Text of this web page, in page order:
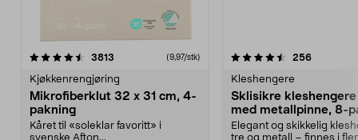
3813 anmeldelser(9,97/stk)
Kjøkkenrengjøring
Mikrofiberklut 32 x 31 cm, 4-
pakning
Kåret til «soleklar favoritt» i
4.5av 5 stjerner 256
Kleshengere
Sklisikre
med metallpinne, 8-
Elegant og skikkelig
4.5av 5 stjerner